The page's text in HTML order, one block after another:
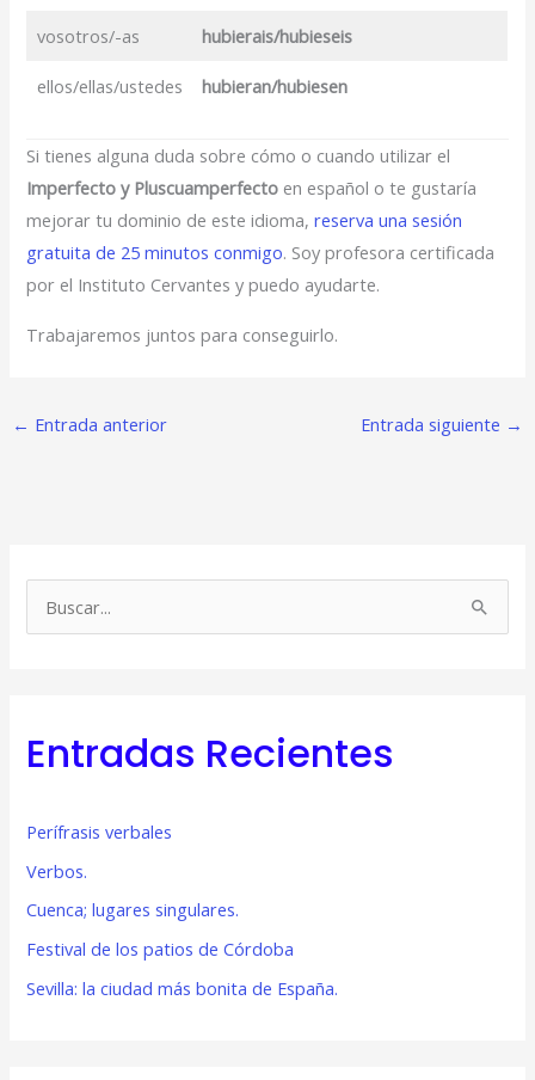
vosotros/-as hubierais/hubieseis
ellos/ellas/ustedes hubieran/hubiesen
Si tienes alguna duda sobre cómo o cuando utilizar el
Imperfecto y Pluscuamperfecto en español o te gustaría
mejorar tu dominio de este idioma,reserva una sesión
gratuita de 25 minutos conmigo. Soy profesora certificada
por el Instituto Cervantes y puedo ayudarte.
Trabajaremos juntos para conseguirlo.
← Entrada anterior Entrada siguiente →
a
:
Entradas Recientes
Perífrasis verbales
Verbos.
Cuenca; lugares singulares.
Festival de los patios de Córdoba
Sevilla: la ciudad más bonita de España.